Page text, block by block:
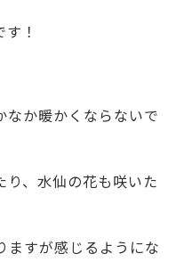
！
なか暖かくならないで
り、水仙の花も咲いた
ますが感じるようにな